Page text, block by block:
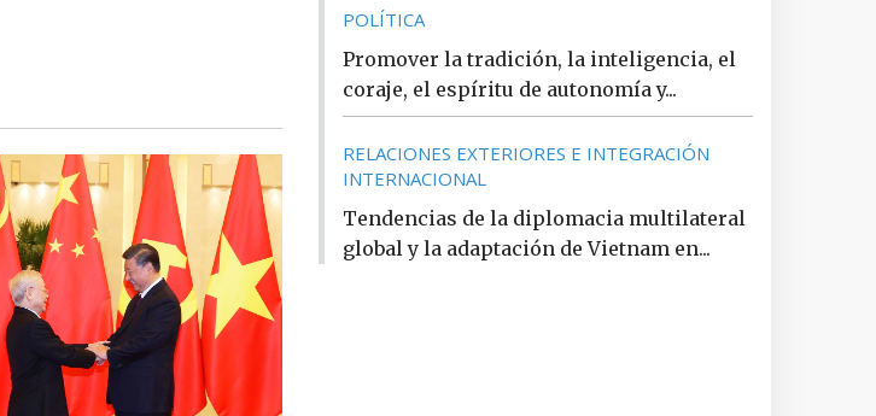
POLÍTICA
Promover la tradición, la inteligencia, el
coraje, el espíritu de autonomía y...
RELACIONES EXTERIORES E INTEGRACIÓN
INTERNACIONAL
Tendencias de la diplomacia multilateral
global y la adaptación de Vietnam en...